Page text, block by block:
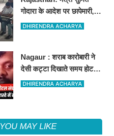
गोदारा के आदेश पर छापेमारी,
44 फर्मों पर कार्रवाई, लाखों का
DHIRENDRA ACHARYA
Nagaur : शराब कारोबारी ने
देसी कट्टा दिखाते समय होटल
संचालक को मारी गोली, जोधपुर
DHIRENDRA ACHARYA
YOU MAY LIKE